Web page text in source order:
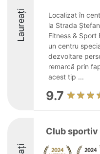
Laureați
Localizat în
la Strada
Fitness & Sport
un centru
dezvoltare
remarcă prin
acest tip ...
9.7
Club